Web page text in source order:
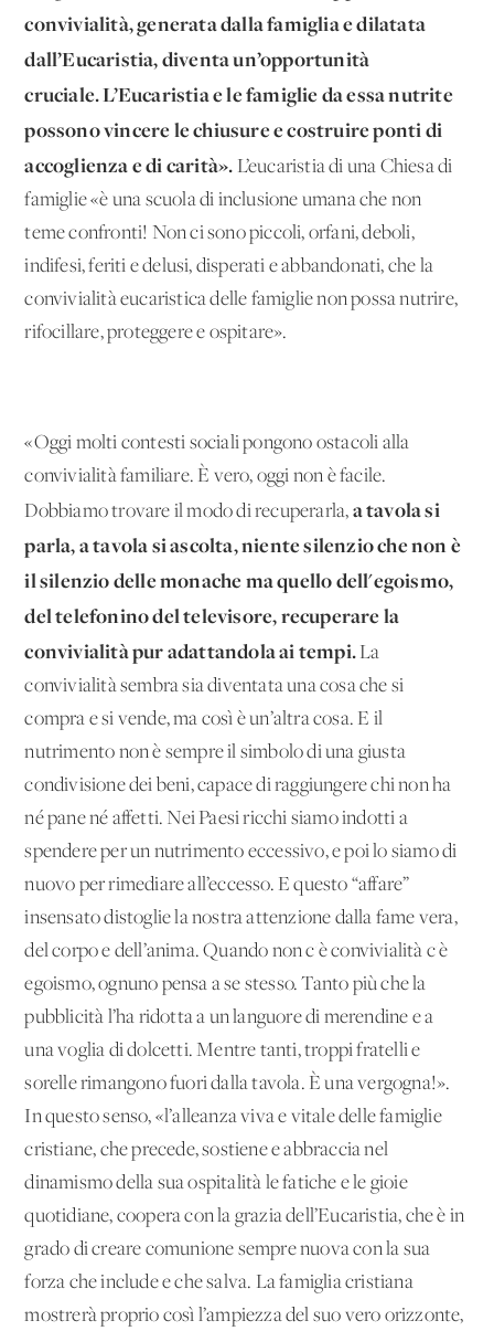
convivialità, generata dalla famiglia e dilatata
dall’Eucaristia, diventa un’opportunità
cruciale.L’Eucaristia e le famiglie da essa nutrite
possono vincere le chiusure e costruire ponti di
accoglienza e di carità». L’eucaristia di una Chiesa di
famiglie «è una scuola di inclusione umana che non
teme confronti! Non ci sono piccoli, orfani, deboli,
indifesi, feriti e delusi, disperati e abbandonati, che la
convivialità eucaristica delle famiglie non possa nutrire,
rifocillare, proteggere e ospitare».
«Oggi molti contesti sociali pongono ostacoli alla
convivialità familiare. È vero, oggi non è facile.
Dobbiamo trovare il modo di recuperarla, a tavola si
parla, a tavola si ascolta, niente silenzio che non è
il silenzio delle monache ma quello dell'egoismo,
del telefonino del televisore, recuperare la
convivialità pur adattandola ai tempi.La
convivialità sembra sia diventata una cosa che si
compra e si vende, ma così è un’altra cosa. E il
nutrimento non è sempre il simbolo di una giusta
condivisione dei beni, capace di raggiungere chi non ha
né pane né affetti. Nei Paesi ricchi siamo indotti a
spendere per un nutrimento eccessivo, e poi lo siamo di
nuovo per rimediare all’eccesso. E questo “affare”
insensato distoglie la nostra attenzione dalla fame vera,
del corpo e dell’anima. Quando non c'è convivialità c'è
egoismo, ognuno pensa a se stesso. Tanto più che la
pubblicità l’ha ridotta a un languore di merendine e a
una voglia di dolcetti. Mentre tanti, troppi fratelli e
sorelle rimangono fuori dalla tavola. È una vergogna!».
In questo senso, «l’alleanza viva e vitale delle famiglie
cristiane, che precede, sostiene e abbraccia nel
dinamismo della sua ospitalità le fatiche e le gioie
quotidiane, coopera con la grazia dell’Eucaristia, che è in
grado di creare comunione sempre nuova con la sua
forza che include e che salva. La famiglia cristiana
mostrerà proprio così l’ampiezza del suo vero orizzonte,